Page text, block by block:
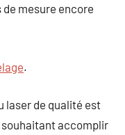
mesure encore
.
laser de qualité est
accomplir